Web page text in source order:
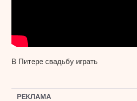
В Питере свадьбу играть
РЕКЛАМА